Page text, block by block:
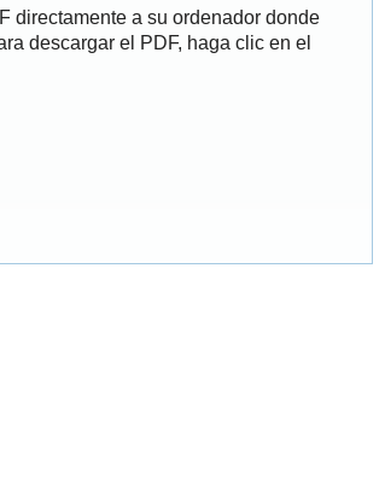
directamente a su ordenador donde
descargar el PDF, haga clic en el